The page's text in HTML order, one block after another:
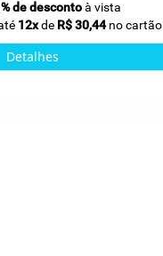
de descontoà vista
12xde R$ 30,44no cartão
Detalhes